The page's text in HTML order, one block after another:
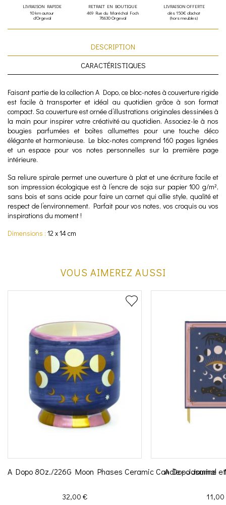
LIVRAISON RAPIDE
10 km autour
d'Orgeval
RETRAIT EN BOUTIQUE
469 Rue du Maréchal Foch
78630 Orgeval
LIVRAISON OFFERTE
dès 150€ d'achat
(hors meubles)
DESCRIPTION
CARACTÉRISTIQUES
Faisant partie de la collection A Dopo, ce bloc-notes à couverture rigide
est facile à transporter et idéal au quotidien grâce à son format
compact. Sa couverture est ornée d’illustrations originales dessinées à
la main pour inspirer votre créativité au quotidien. Associez-le à nos
bougies parfumées et boîtes allumettes pour une touche déco
élégante et harmonieuse. Le bloc-notes comprend 160 pages lignées
et un espace pour vos notes personnelles sur la première page
intérieure.
Sa reliure spirale permet une ouverture à plat et une écriture facile et
son impression écologique est à l’encre de soja sur papier 100 g/m²,
sans bois et sans acide pour faire un carnet qui allie style, qualité et
respect de l’environnement. Parfait pour vos notes, vos croquis ou vos
inspirations du moment !
Dimensions : 12 x 14 cm
VOUS AIMEREZ AUSSI
A Dopo 8Oz./226G Moon Phases Ceramic Candle - Jasmine
Prix
32,00 €
A Dopo Journal -
Prix